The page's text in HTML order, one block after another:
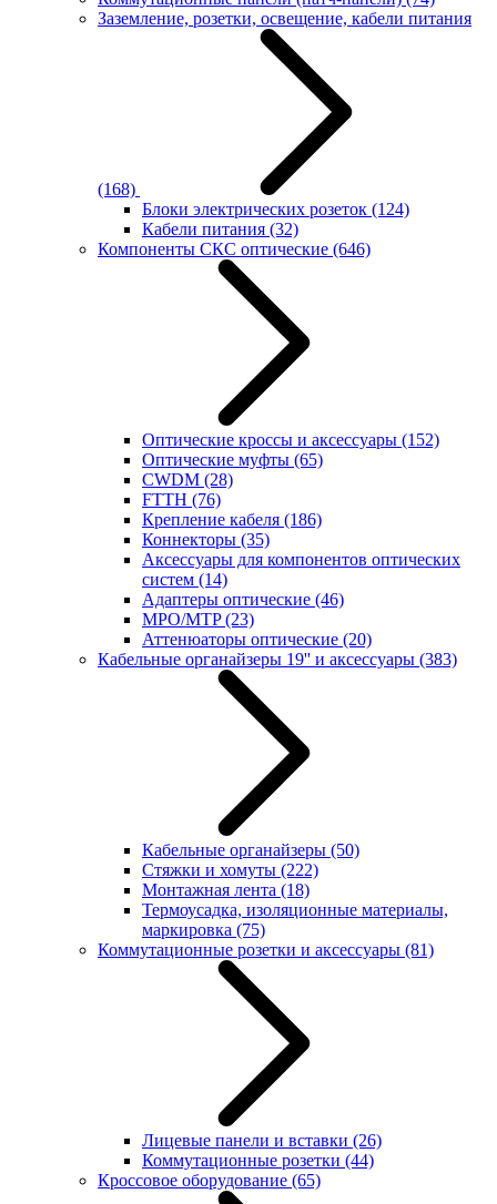
Заземление, розетки, освещение, кабели питания
(168)
Блоки электрических розеток (124)
Кабели питания (32)
Компоненты СКС оптические (646)
Оптические кроссы и аксессуары (152)
Оптические муфты (65)
CWDM (28)
FTTH (76)
Крепление кабеля (186)
Коннекторы (35)
Аксессуары для компонентов оптических
систем (14)
Адаптеры оптические (46)
MPO/MTP(23)
Аттенюаторы оптические (20)
Кабельные органайзеры 19'' и аксессуары (383)
Кабельные органайзеры (50)
Стяжки и хомуты (222)
Монтажная лента (18)
Термоусадка, изоляционные материалы,
маркировка (75)
Коммутационные розетки и аксессуары (81)
Лицевые панели и вставки (26)
Коммутационные розетки (44)
Кроссовое оборудование (65)